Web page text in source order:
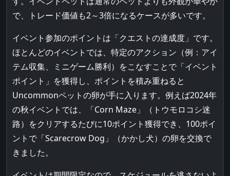
で、トレード価値も2～3倍になるケースが多いです。
イベント参加のポイントは「クエストの達成度」です。
ほとんどのイベントでは、特定のアクション（例：アイ
テム収集、ミニゲーム勝利）をこなすことで「イベント
ポイント」を獲得し、ポイントを積み重ねると
Uncommonペットの卵が手に入ります。例えば2024年
の秋イベントでは、「Corn Maze」（トウモロコシ迷
路）をクリアするたびに10ポイント獲得でき、100ポイ
ントで「Scarecrow Dog」（かかし犬）の卵を交換で
きました。